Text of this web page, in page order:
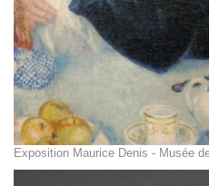
Exposition Maurice Denis - Musée